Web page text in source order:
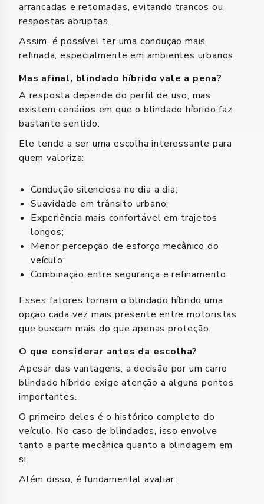
arrancadas e retomadas, evitando trancos ou
respostas abruptas.
Assim, é possível ter uma condução mais
refinada, especialmente em ambientes urbanos.
Mas afinal, blindado híbrido vale a pena?
A resposta depende do perfil de uso, mas
existem cenários em que o blindado híbrido faz
bastante sentido.
Ele tende a ser uma escolha interessante para
quem valoriza:
Condução silenciosa no dia a dia;
Suavidade em trânsito urbano;
Experiência mais confortável em trajetos
longos;
Menor percepção de esforço mecânico do
veículo;
Combinação entre segurança e refinamento.
Esses fatores tornam o blindado híbrido uma
opção cada vez mais presente entre motoristas
que buscam mais do que apenas proteção.
O que considerar antes da escolha?
Apesar das vantagens, a decisão por um carro
blindado híbrido exige atenção a alguns pontos
importantes.
O primeiro deles é o histórico completo do
veículo. No caso de blindados, isso envolve
tanto a parte mecânica quanto a blindagem em
si.
Além disso, é fundamental avaliar: